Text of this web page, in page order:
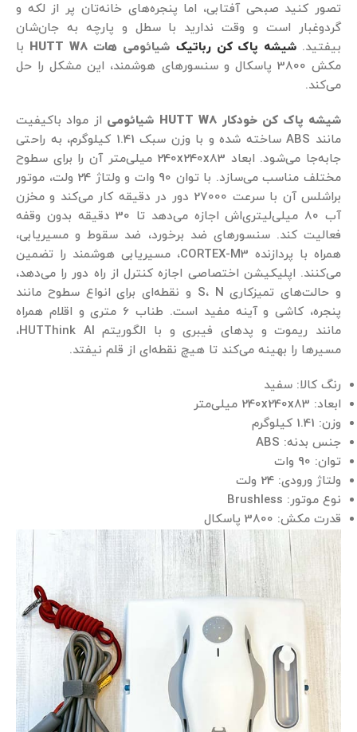
تصور کنید صبحی آفتابی، اما پنجره‌های خانه‌تان پر از لکه و
گردوغبار است و وقت ندارید با سطل و پارچه به جان‌شان
بیفتید.شیشه پاک کن رباتیک شیائومی هات HUTT W8
با
مکش 3800 پاسکال و سنسورهای هوشمند، این مشکل را حل
می‌کند.
شیشه پاک کن خودکار HUTT W8 شیائومی
از مواد باکیفیت
مانند ABS ساخته شده و با وزن سبک 1.41 کیلوگرم، به راحتی
جابه‌جا می‌شود. ابعاد 240x240x83 میلی‌متر آن را برای سطوح
مختلف مناسب می‌سازد. با توان 90 وات و ولتاژ 24 ولت، موتور
براشلس آن با سرعت 27000 دور در دقیقه کار می‌کند و مخزن
آب 80 میلی‌لیتری‌اش اجازه می‌دهد تا 30 دقیقه بدون وقفه
فعالیت کند. سنسورهای ضد برخورد، ضد سقوط و مسیریابی،
همراه با پردازنده CORTEX-M3، مسیریابی هوشمند را تضمین
می‌کنند. اپلیکیشن اختصاصی اجازه کنترل از راه دور را می‌دهد،
و حالت‌های تمیزکاری S، N و نقطه‌ای برای انواع سطوح مانند
پنجره، کاشی و آینه مفید است. طناب 6 متری و اقلام همراه
مانند ریموت و پدهای فیبری و با الگوریتم HUTThink AI،
مسیرها را بهینه می‌کند تا هیچ نقطه‌ای از قلم نیفتد.
رنگ کالا: سفید
ابعاد: 240x240x83 میلی‌متر
وزن: 1.41 کیلوگرم
جنس بدنه: ABS
توان: 90 وات
ولتاژ ورودی: 24 ولت
نوع موتور: Brushless
قدرت مکش: 3800 پاسکال